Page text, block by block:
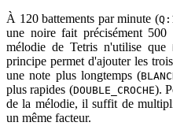
À 120 battements par minute (
une noire fait précisément
mélodie de Tetris n'utilise que
principe permet d'ajouter les
une note plus longtemps (
plus rapides (DOUBLE_CROCHE).
de la mélodie, il suffit de
un même facteur.